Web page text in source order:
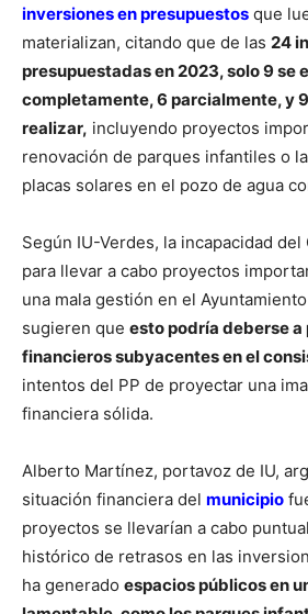
inversiones en presupuestos que
materializan, citando que de las 24
presupuestadas en 2023, solo 9 se
completamente, 6 parcialmente, y
realizar, incluyendo proyectos
renovación de parques infantiles o
placas solares en el pozo de agua
Según IU-Verdes, la incapacidad
para llevar a cabo proyectos
una mala gestión en el
sugieren que esto podría deberse a
financieros subyacentes en el
intentos del PP de proyectar una
financiera sólida.
Alberto Martínez, portavoz de IU,
situación financiera del municipio
proyectos se llevarían a cabo
histórico de retrasos en las
ha generado espacios públicos en